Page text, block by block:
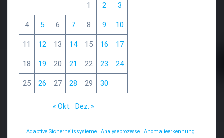
1 2 3
4 5 6 7 8 9 10
11 12 13 14 15 16 17
18 19 20 21 22 23 24
25 26 27 28 29 30
« Okt. Dez. »
Adaptive Sicherheitssysteme Analyseprozesse
Anomalieerkennung